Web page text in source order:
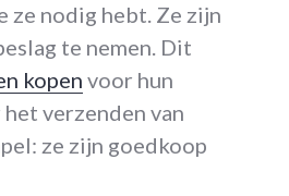
ze nodig hebt. Ze zijn
te nemen. Dit
kopen voor hun
verzenden van
ze zijn goedkoop